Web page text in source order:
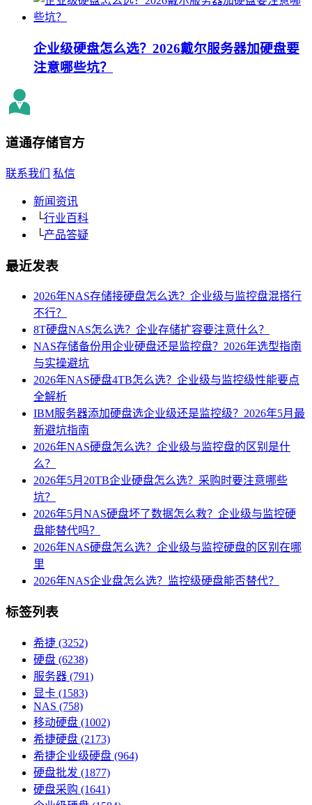
企业级硬盘怎么选？2026戴尔服务器加硬盘要
注意哪些坑？
道通存储官方
联系我们 私信
新闻资讯
└行业百科
└产品答疑
最近发表
2026年NAS存储接硬盘怎么选？企业级与监控盘混搭行
不行？
8T硬盘NAS怎么选？企业存储扩容要注意什么？
NAS存储备份用企业硬盘还是监控盘？2026年选型指南
与实操避坑
2026年NAS硬盘4TB怎么选？企业级与监控级性能要点
全解析
IBM服务器添加硬盘选企业级还是监控级？2026年5月最
新避坑指南
2026年NAS硬盘怎么选？企业级与监控盘的区别是什
么？
2026年5月20TB企业硬盘怎么选？采购时要注意哪些
坑？
2026年5月NAS硬盘坏了数据怎么救？企业级与监控硬
盘能替代吗？
2026年NAS硬盘怎么选？企业级与监控硬盘的区别在哪
里
2026年NAS企业盘怎么选？监控级硬盘能否替代？
标签列表
希捷 (3252)
硬盘 (6238)
服务器 (791)
显卡 (1583)
NAS (758)
移动硬盘 (1002)
希捷硬盘 (2173)
希捷企业级硬盘 (964)
硬盘批发 (1877)
硬盘采购 (1641)